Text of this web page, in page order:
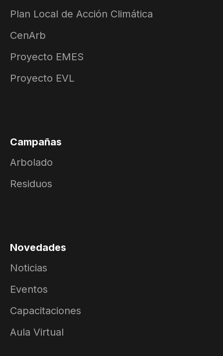
Plan Local de Acción Climática
CenArb
Proyecto EMES
Proyecto EVL
Campañas
Arbolado
Residuos
Novedades
Noticias
Eventos
Capacitaciones
Aula Virtual